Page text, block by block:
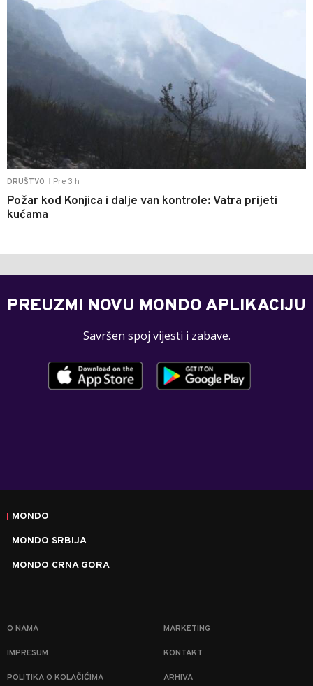
DRUŠTVO Pre 3 h
Požar kod Konjica i dalje van kontrole: Vatra prijeti
kućama
PREUZMI NOVU MONDO APLIKACIJU
Savršen spoj vijesti i zabave.
MONDO
MONDO SRBIJA
MONDO CRNA GORA
O NAMA MARKETING
IMPRESUM KONTAKT
POLITIKA O KOLAČIĆIMA ARHIVA